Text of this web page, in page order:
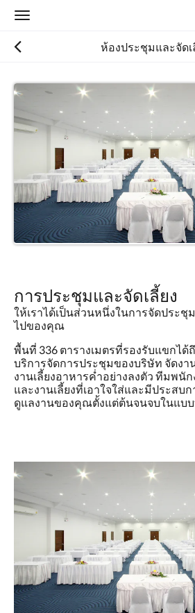
Toggle
ห้องประชุมและจัดเ
การประชุมและจัดเลี้ยง
ให้เราได้เป็นส่วนหนึ่งในการจัดประชุ
ไปของคุณ
พื้นที่ 336 ตารางเมตรที่รองรับแขกได้
บริการจัดการประชุมของบริษัท จัดงา
งานเลี้ยงอาหารค่ำอย่างลงตัว ทีมพนั
และงานเลี้ยงที่เอาใจใส่และมีประสบ
ดูแลงานของคุณตั้งแต่ต้นจนจบในแบ